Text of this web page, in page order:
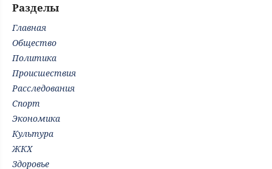
Разделы
Главная
Общество
Политика
Происшествия
Расследования
Спорт
Экономика
Культура
ЖКХ
Здоровье